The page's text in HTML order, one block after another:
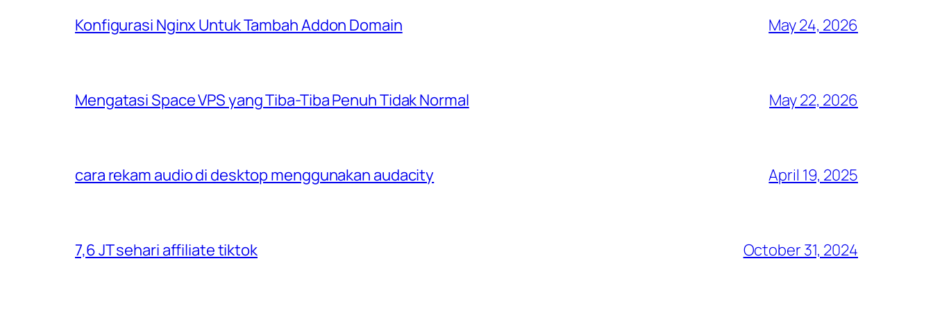
Konfigurasi Nginx Untuk Tambah Addon Domain May 24, 2026
Mengatasi Space VPS yang Tiba-Tiba Penuh Tidak Normal May 22, 2026
cara rekam audio di desktop menggunakan audacity April 19, 2025
7,6 JT sehari affiliate tiktok October 31, 2024